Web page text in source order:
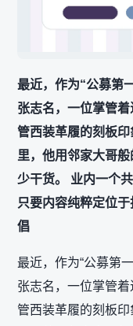
最近，作为“公募第
张志名，一位掌管
管西装革履的刻板
里，他用邻家大哥
少干货。 业内一个
只要内容纯粹定位
倡
最近，作为“公募第
张志名，一位掌管着
管西装革履的刻板